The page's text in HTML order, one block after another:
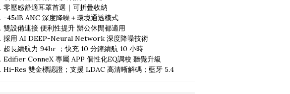
．零壓感舒適耳罩首選｜可折疊收納
．-45dB ANC 深度降噪＋環境通透模式
．雙設備連接 便利性提升 辦公休閒都適用
．採用 AI DEEP-Neural Network 深度降噪技術
．超長續航力 94hr ；快充 10 分鐘續航 10 小時
．Edifier ConneX 專屬 APP 個性化EQ調校 聽覺升級
．Hi-Res 雙金標認證；支援 LDAC 高清晰解碼；藍牙 5.4